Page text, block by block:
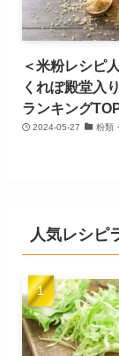
＜米粉レシピ
くれぽ殿堂入
ランキング
2024-05-27 粉類
人気レシピ